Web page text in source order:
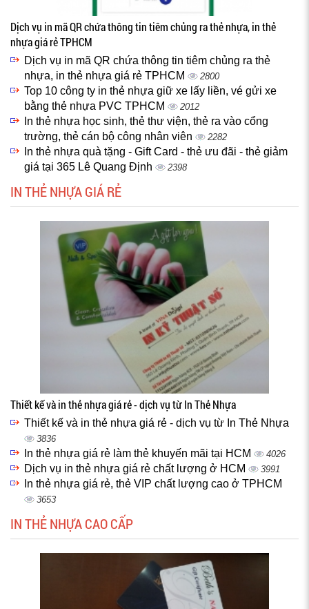
Dịch vụ in mã QR chứa thông tin tiêm chủng ra thẻ nhựa, in thẻ
nhựa giá rẻ TPHCM
Dịch vụ in mã QR chứa thông tin tiêm chủng ra thẻ
nhựa, in thẻ nhựa giá rẻ TPHCM
2800
Top 10 công ty in thẻ nhựa giữ xe lấy liền, vé gửi xe
bằng thẻ nhựa PVC TPHCM
2012
In thẻ nhựa học sinh, thẻ thư viện, thẻ ra vào cổng
trường, thẻ cán bộ công nhân viên
2282
In thẻ nhựa quà tặng - Gift Card - thẻ ưu đãi - thẻ giảm
giá tại 365 Lê Quang Định
2398
IN THẺ NHỰA GIÁ RẺ
Thiết kế và in thẻ nhựa giá rẻ - dịch vụ từ In Thẻ Nhựa
Thiết kế và in thẻ nhựa giá rẻ - dịch vụ từ In Thẻ Nhựa
3836
In thẻ nhựa giá rẻ làm thẻ khuyến mãi tại HCM 4026
Dịch vụ in thẻ nhựa giá rẻ chất lượng ở HCM 3991
In thẻ nhựa giá rẻ, thẻ VIP chất lượng cao ở TPHCM
3653
IN THẺ NHỰA CAO CẤP